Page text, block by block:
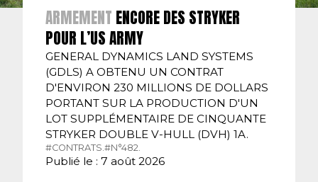
ARMEMENT ENCORE DES STRYKER
POUR L’US ARMY
GENERAL DYNAMICS LAND SYSTEMS
(GDLS) A OBTENU UN CONTRAT
D'ENVIRON 230 MILLIONS DE DOLLARS
PORTANT SUR LA PRODUCTION D'UN
LOT SUPPLÉMENTAIRE DE CINQUANTE
STRYKER DOUBLE V-HULL (DVH) 1A.
#CONTRATS.#N°482.
Publié le : 7 août 2026